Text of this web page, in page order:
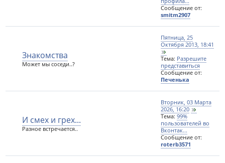
Сообщение от:
smitm2907
Знакомства
Может мы соседи..?
Пятница, 25
Октября 2013, 18:41
Тема: Разрешите
представиться
Сообщение от:
Печенька
И смех и грех...
Разное встречается..
Вторник, 03 Марта
2026, 16:20
Тема: 99%
пользователей во
Вконтак...
Сообщение от:
roterb3571